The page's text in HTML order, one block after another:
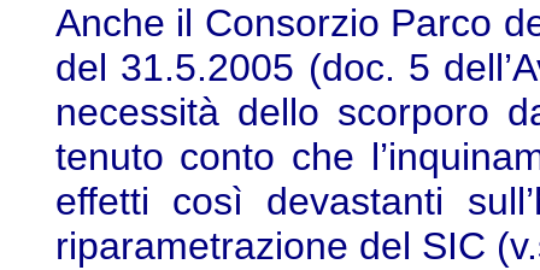
Anche il Consorzio Parco
del 31.5.2005 (doc. 5
necessità dello scorporo
tenuto conto che
effetti così devastanti
riparametrazione del SIC